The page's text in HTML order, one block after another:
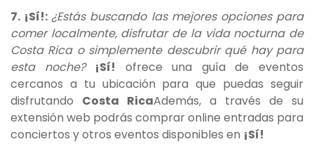
7. ¡Sí!: ¿Estás buscando las mejores opciones para
comer localmente, disfrutar de la vida nocturna de
Costa Rica o simplemente descubrir qué hay para
esta noche?
¡Sí! ofrece una guía de eventos
cercanos a tu ubicación para que puedas seguir
disfrutando Costa RicaAdemás, a través de su
extensión web podrás comprar online entradas para
conciertos y otros eventos disponibles en ¡Sí!